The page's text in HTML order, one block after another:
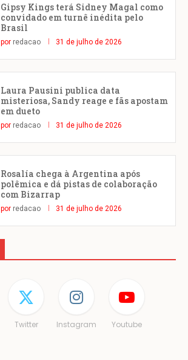
Gipsy Kings terá Sidney Magal como
convidado em turnê inédita pelo
Brasil
por redacao 31 de julho de 2026
Laura Pausini publica data
misteriosa, Sandy reage e fãs apostam
em dueto
por redacao 31 de julho de 2026
Rosalía chega à Argentina após
polêmica e dá pistas de colaboração
com Bizarrap
por redacao 31 de julho de 2026
Twitter Instagram Youtube